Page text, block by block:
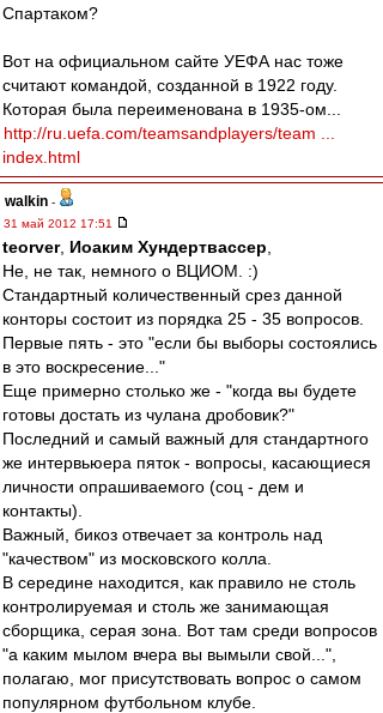
Спартаком?
Вот на официальном сайте УЕФА нас тоже
считают командой, созданной в 1922 году.
Которая была переименована в 1935-ом...
http://ru.uefa.com/teamsandplayers/team ...
index.html
walkin -
31 май 2012 17:51
teorver, Иоаким Хундертвассер
Не, не так, немного о ВЦИОМ. :)
Стандартный количественный срез данной
конторы состоит из порядка 25 - 35 вопросов.
Первые пять - это "если бы выборы состоялись
в это воскресение..."
Еще примерно столько же - "когда вы будете
готовы достать из чулана дробовик?"
Последний и самый важный для стандартного
же интервьюера пяток - вопросы, касающиеся
личности опрашиваемого (соц - дем и
контакты).
Важный, бикоз отвечает за контроль над
"качеством" из московского колла.
В середине находится, как правило не столь
контролируемая и столь же занимающая
сборщика, серая зона. Вот там среди вопросов
"а каким мылом вчера вы вымыли свой...",
полагаю, мог присутствовать вопрос о самом
популярном футбольном клубе.